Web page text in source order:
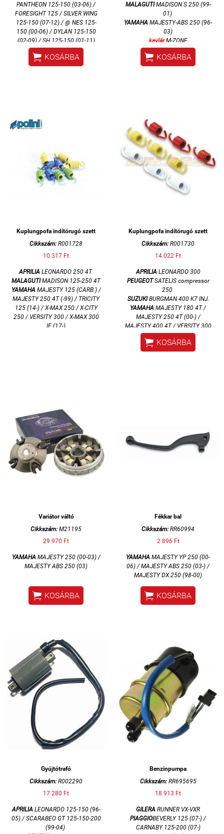
PANTHEON 125-150 (03-06) /
FORESIGHT 125 / SILVER WING
125-150 (07-12) / @ NES 125-
150 (00-06) / DYLAN 125-150
(02-09) / SH 125-150 (01-11)
PEUGEOTGEOPOLIS 125 /
SATELIS 125
SUZUKIAN BURGMAN 400 (07-
 KOSÁRBA
MALAGUTIMADISON S 250 (99-
01)
YAMAHA MAJESTY-ABS 250 (96-
03)
kevlárM-ZONE
 KOSÁRBA
Kuplungpofa indítórugó szett
Cikkszám: R001728
10 317 Ft
APRILIA LEONARDO 250 4T
MALAGUTIMADISON 125-250 4T
YAMAHA MAJESTY 125 (CARB.) /
MAJESTY 250 4T (-99) / TRICITY
125 (14-) / X-MAX 250 / X-CITY
250 / VERSITY 300 / X-MAX 300
IE (17-)
Kuplungpofa indítórugó szett
Cikkszám: R001730
14 022 Ft
APRILIA LEONARDO 300
PEUGEOTSATELIS compressor
250
SUZUKIBURGMAN 400 K7 INJ.
YAMAHA MAJESTY 180 4T /
MAJESTY 250 4T (00-) /
MAJESTY 400 4T / VERSITY 300
4T / X-CITY 125 E3(E3A5E)
CITY 250 E3(G358E)/ X-MAX
125-250
 KOSÁRBA
Variátor váltó
Cikkszám: M21195
29 970 Ft
YAMAHA MAJESTY 250 (00-03) /
MAJESTY ABS 250 (03)
 KOSÁRBA
Fékkar bal
Cikkszám: RR60994
2 896 Ft
YAMAHA MAJESTY YP 250 (00-
06) / MAJESTY ABS 250 (03-) /
MAJESTY DX 250 (98-00)
 KOSÁRBA
Gyújtótrafó
Cikkszám: R002290
17 280 Ft
APRILIA LEONARDO 125-150 (96-
05) / SCARABEO GT 125-150-200
(99-04)
Benzinpumpa
Cikkszám:RR695695
18 913 Ft
GILERA RUNNER VX-VXR
PIAGGIOBEVERLY 125 (07-) /
CARNABY 125-200 (07-)